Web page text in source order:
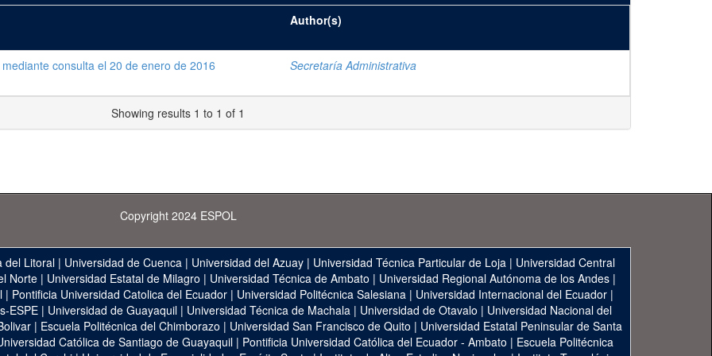
Author(s)
consulta el 20 de enero de 2016 Secretaría Administrativa
Showing results 1 to 1 of 1
Copyright 2024 ESPOL
del Litoral | Universidad de Cuenca | Universidad del Azuay | Universidad Técnica Particular de Loja | Universidad Central
Norte| Universidad Estatal de Milagro | Universidad Técnica de Ambato | Universidad Regional Autónoma de los Andes|
| Pontificia Universidad Catolica del Ecuador| Universidad Politécnica Salesiana| Universidad Internacional del Ecuador|
ESPE | Universidad de Guayaquil | Universidad Técnica de Machala | Universidad de Otavalo | Universidad Nacional del
| Escuela Politécnica del Chimborazo | Universidad San Francisco de Quito | Universidad Estatal Peninsular de Santa
Católica de Santiago de Guayaquil | Pontificia Universidad Católica del Ecuador - Ambato | Escuela Politécnica